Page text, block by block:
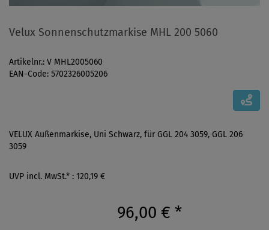
Velux Sonnenschutzmarkise MHL 200 5060
Artikelnr.: V MHL2005060
EAN-Code: 5702326005206
VELUX Außenmarkise, Uni Schwarz, für GGL 204 3059, GGL 206
3059
UVP incl. MwSt.* : 120,19 €
96,00 € *